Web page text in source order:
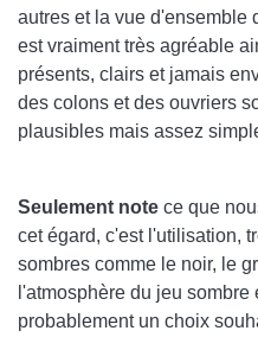
autres et la vue d'ensemble
est vraiment très agréable
présents, clairs et jamais
des colons et des ouvriers
plausibles mais assez
Seulement note ce que
cet égard, c'est l'utilisation,
sombres comme le noir, le
l'atmosphère du jeu sombre
probablement un choix